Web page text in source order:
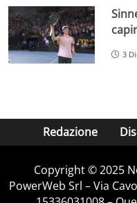
3
Redazione
Copyright © 2025
PowerWeb Srl – Via